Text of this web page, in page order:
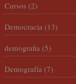
Cursos (2)
Democracia (13)
demografia (5)
Demografía (7)